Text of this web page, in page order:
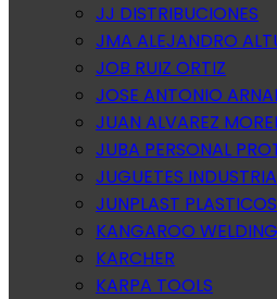
JJ DISTRIBUCIONES
JMA ALEJANDRO
JOB RUIZ ORTIZ
JOSE ANTONIO
JUAN ALVAREZ
JUBA PERSONAL
JUGUETES
JUNPLAST PLASTICOS
KANGAROO WELDING
KARCHER
KARPA TOOLS